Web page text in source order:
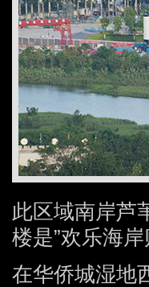
此区域南岸芦
楼是”欢乐海
在华侨城湿地